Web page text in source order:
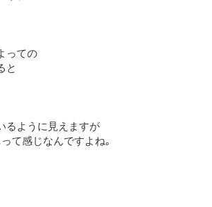
っての
と
るように見えますが
て感じなんですよね｡